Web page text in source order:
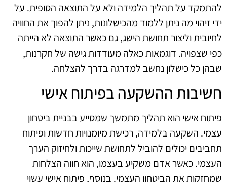
להתמקד על תהליך הלמידה ולא על התוצאה הסופית. על
ידי זיהוי מה ניתן ללמוד מהכישלונות, ניתן להפוך את החוויה
לחיובית וליצור תחושת הישג, גם כאשר התוצאה לא הייתה
כפי שצפויה. דוגמאות כאלה מעודדות גישה של חקרנות,
שבהן כל כישלון נחשב למדרגה בדרך להצלחה.
חשיבות ההשקעה בפיתוח אישי
פיתוח אישי הוא תהליך מתמשך שמסייע בבניית ביטחון
עצמי. השקעה בלמידה, רכישת מיומנויות חדשות ופיתוח
תחביבים יכולים להוביל לתחושת שייכות ולחיזוק הערך
העצמי. כאשר אדם משקיע בעצמו, הוא חווה הצלחות
שמחזקות את הביטחון העצמי. בנוסף, פיתוח אישי עשוי